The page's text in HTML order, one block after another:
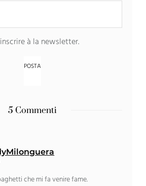
à la newsletter.
5 Commenti
che mi fa venire fame.